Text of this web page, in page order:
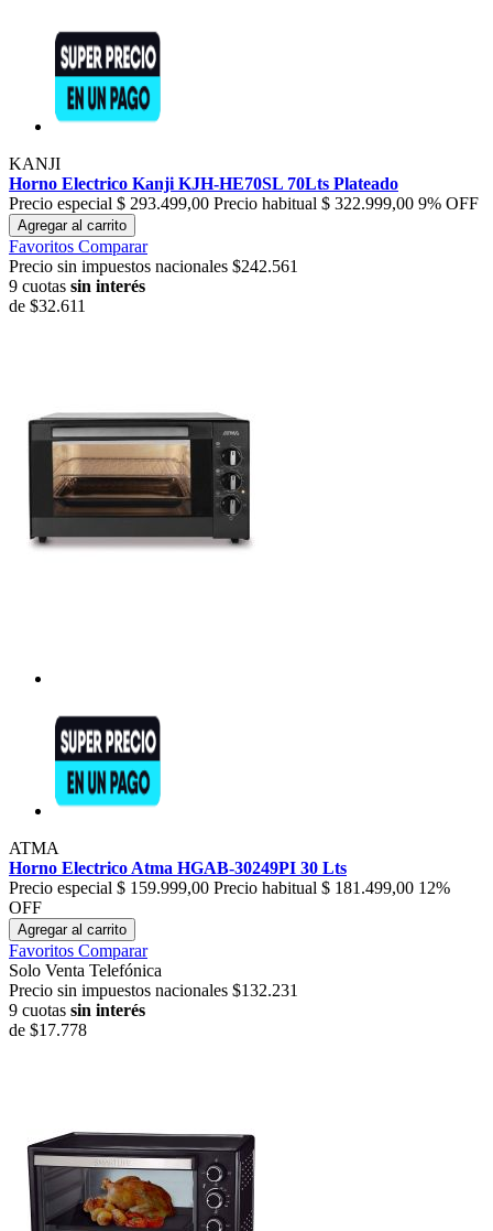
KANJI
Horno Electrico Kanji KJH-HE70SL 70Lts Plateado
Precio especial $ 293.499,00 Precio habitual $ 322.999,00 9% OFF
Agregar al carrito
Favoritos Comparar
Precio sin impuestos nacionales $242.561
9 cuotas sin interés
de $32.611
ATMA
Horno Electrico Atma HGAB-30249PI 30 Lts
Precio especial $ 159.999,00 Precio habitual $ 181.499,00 12%
OFF
Agregar al carrito
Favoritos Comparar
Solo Venta Telefónica
Precio sin impuestos nacionales $132.231
9 cuotas sin interés
de $17.778